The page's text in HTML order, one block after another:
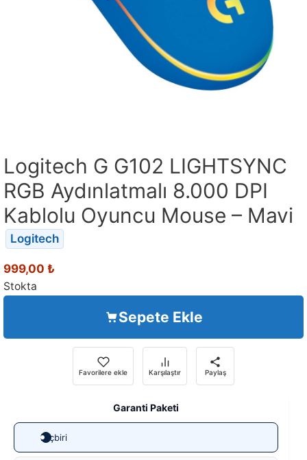
Logitech G G102 LIGHTSYNC
RGB Aydınlatmalı 8.000 DPI
Kablolu Oyuncu Mouse – Mavi
Logitech
999,00 ₺
Stokta
Sepete Ekle
Favorilere ekle Karşılaştır Paylaş
Garanti Paketi
Hiçbiri